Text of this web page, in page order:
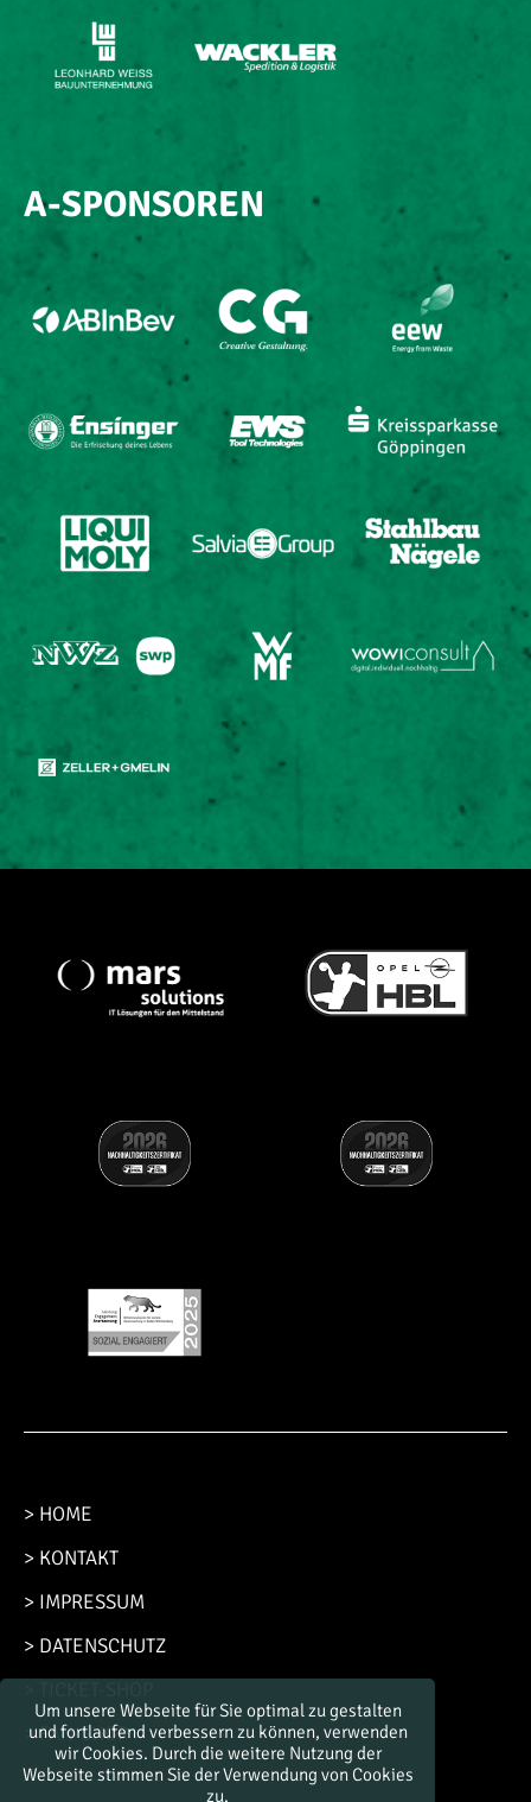
Um unsere Webseite für Sie optimal zu gestalten
und fortlaufend verbessern zu können, verwenden
wir Cookies. Durch die weitere Nutzung der
Webseite stimmen Sie der Verwendung von Cookies
zu.
A-SPONSOREN
> HOME
> KONTAKT
> IMPRESSUM
> DATENSCHUTZ
> FAN-SHOP